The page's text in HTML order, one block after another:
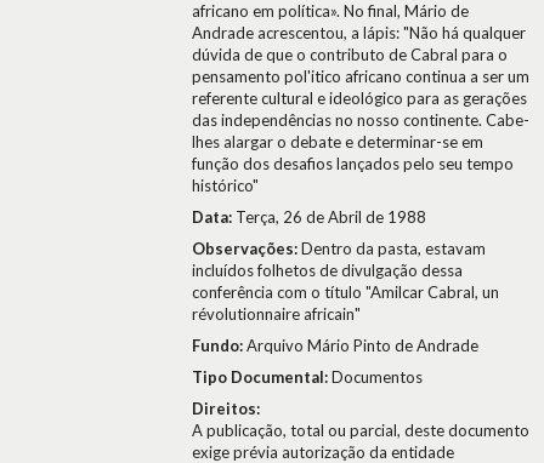
africano em política». No final, Mário de
Andrade acrescentou, a lápis: "Não há qualquer
dúvida de que o contributo de Cabral para o
pensamento pol'itico africano continua a ser um
referente cultural e ideológico para as gerações
das independências no nosso continente. Cabe-
lhes alargar o debate e determinar-se em
função dos desafios lançados pelo seu tempo
histórico"
Data: Terça, 26 de Abril de 1988
Observações:Dentro da pasta, estavam
incluídos folhetos de divulgação dessa
conferência com o título "Amilcar Cabral, un
révolutionnaire africain"
Fundo:Arquivo Mário Pinto de Andrade
Tipo Documental:Documentos
Direitos:
A publicação, total ou parcial, deste documento
exige prévia autorização da entidade